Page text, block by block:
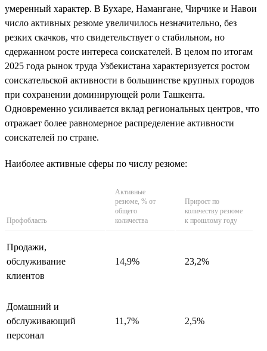
умеренный характер. В Бухаре, Намангане, Чирчике и Навои
число активных резюме увеличилось незначительно, без
резких скачков, что свидетельствует о стабильном, но
сдержанном росте интереса соискателей. В целом по итогам
2025 года рынок труда Узбекистана характеризуется ростом
соискательской активности в большинстве крупных городов
при сохранении доминирующей роли Ташкента.
Одновременно усиливается вклад региональных центров, что
отражает более равномерное распределение активности
соискателей по стране.
Наиболее активные сферы по числу резюме:
Профобласть
Активные
резюме, % от
общего
количества
Прирост по
количеству резюме
к прошлому году
Продажи,
обслуживание
клиентов
14,9% 23,2%
Домашний и
обслуживающий
персонал
11,7% 2,5%